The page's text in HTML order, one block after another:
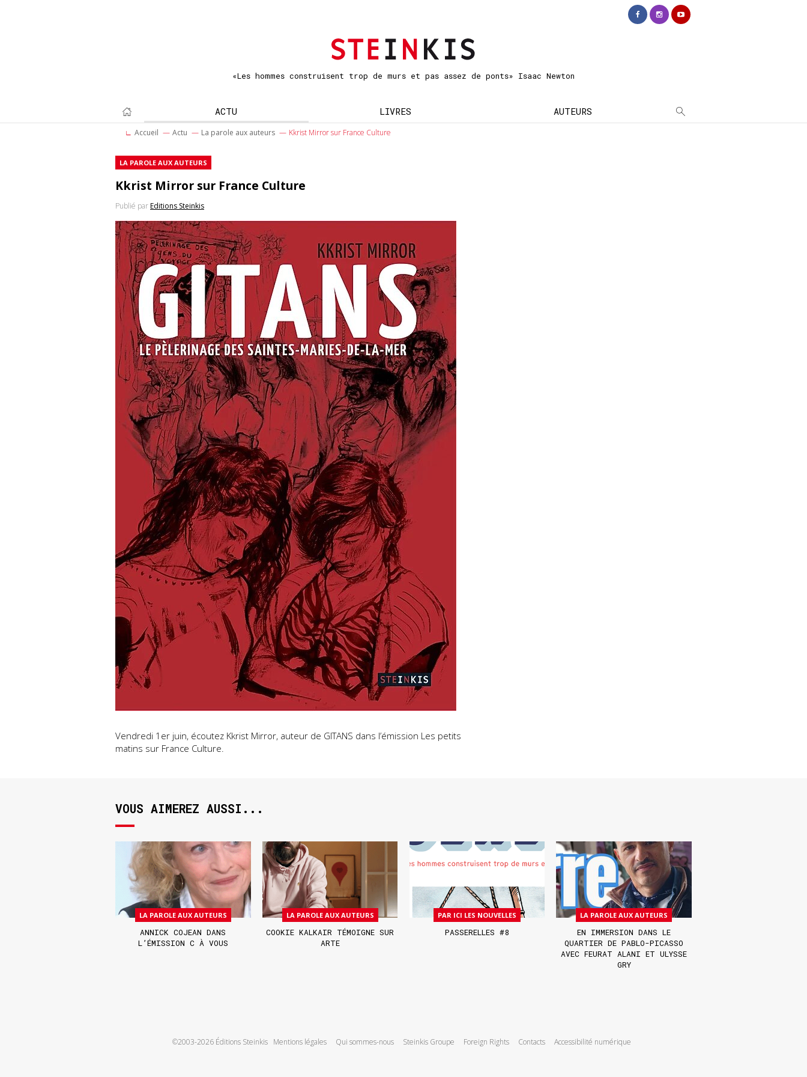
«Les hommes construisent trop de murs et pas assez de ponts» Isaac Newton
ACTU LIVRES AUTEURS
Accueil Actu La parole aux auteurs Kkrist Mirror sur France Culture
LA PAROLE AUX AUTEURS
Kkrist Mirror sur France Culture
Publié parEditions Steinkis
Vendredi 1er juin, écoutez Kkrist Mirror, auteur de GITANS dans l’émission Les petits
matins sur France Culture.
VOUS AIMEREZ AUSSI...
LA PAROLE AUX AUTEURS
ANNICK COJEAN DANS
L’ÉMISSION C À VOUS
LA PAROLE AUX AUTEURS
COOKIE KALKAIR TÉMOIGNE SUR
ARTE
PAR ICI LES NOUVELLES
PASSERELLES #8
LA PAROLE AUX AUTEURS
EN IMMERSION DANS LE
QUARTIER DE PABLO-PICASSO
AVEC FEURAT ALANI ET ULYSSE
GRY
©2003-2026 Éditions Steinkis Mentions légales Qui sommes-nous Steinkis Groupe Foreign Rights Contacts Accessibilité numérique